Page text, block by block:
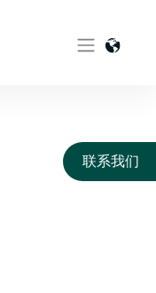
联系我们